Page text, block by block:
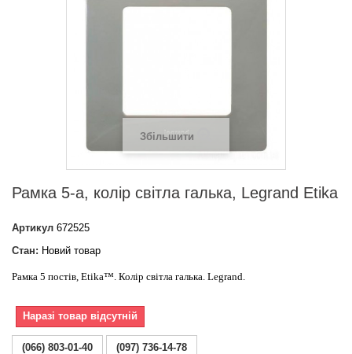
Збільшити
Рамка 5-а, колір світла галька, Legrand Etika
Артикул 672525
Стан: Новий товар
Рамка 5 постів, Etika™. Колір світла галька. Legrand.
Наразі товар відсутній
(066) 803-01-40 (097) 736-14-78